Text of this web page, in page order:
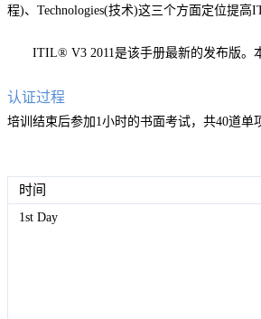
程)、Technologies(技术)这三个方面定位提高
ITIL® V3 2011是该手册最新的发布版。本
认证过程
培训结束后参加1小时的书面考试，共40道
时间
1st Day